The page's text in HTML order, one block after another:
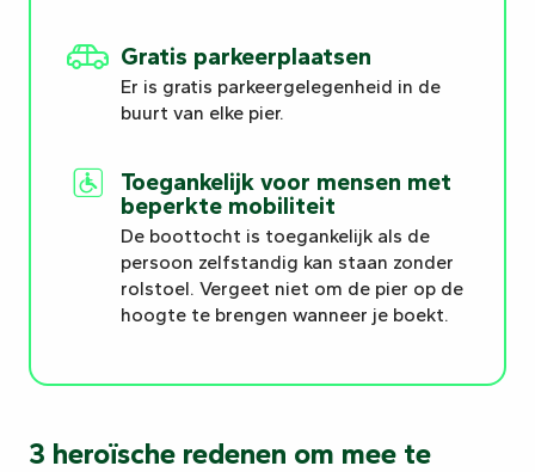
Gratis parkeerplaatsen
Er is gratis parkeergelegenheid in de
buurt van elke pier.
Toegankelijk voor mensen met
beperkte mobiliteit
De boottocht is toegankelijk als de
persoon zelfstandig kan staan zonder
rolstoel. Vergeet niet om de pier op de
hoogte te brengen wanneer je boekt.
3 heroïsche redenen om mee te